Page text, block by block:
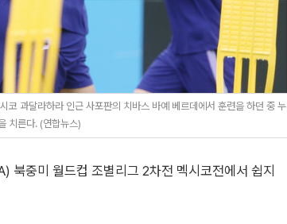
과달라하라 인근 사포판의 치바스 바예 베르데에서 훈련을 하던 중 누
치른다. (연합뉴스)
북중미 월드컵 조별리그 2차전 멕시코전에서 쉽지